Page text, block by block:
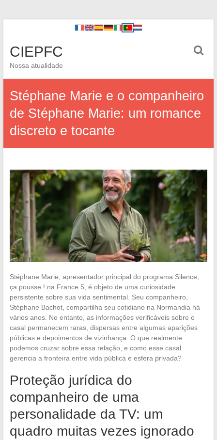
CIEPFC
Nossa atualidade
Stéphane Marie e o companheiro
de Stéphane Marie: um romance
discreto e tocante
Stéphane Marie, apresentador principal do programa Silence,
ça pousse ! na France 5, é objeto de uma curiosidade
persistente sobre sua vida sentimental. Seu companheiro,
Stéphane Bachot, compartilha seu cotidiano na Normandia há
vários anos. No entanto, as informações verificáveis sobre o
casal permanecem raras, dispersas entre algumas aparições
públicas e depoimentos de vizinhança. O que realmente
podemos cruzar sobre essa relação, e como esse casal
gerencia a fronteira entre vida pública e esfera privada?
Proteção jurídica do
companheiro de uma
personalidade da TV: um
quadro muitas vezes ignorado